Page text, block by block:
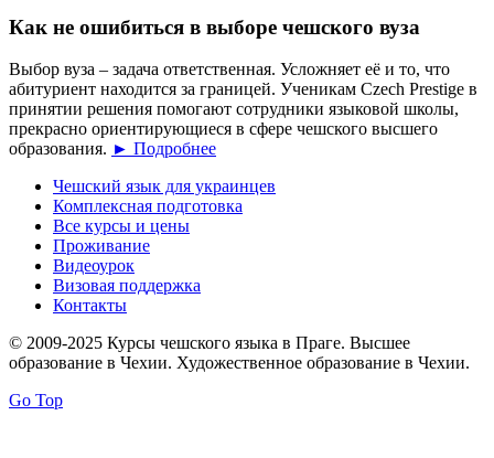
Как не ошибиться в выборе чешского вуза
Выбор вуза – задача ответственная. Усложняет её и то, что
абитуриент находится за границей. Ученикам Czech Prestige в
принятии решения помогают сотрудники языковой школы,
прекрасно ориентирующиеся в сфере чешского высшего
образования. ► Подробнее
Чешский язык для украинцев
Комплексная подготовка
Все курсы и цены
Проживание
Видеоурок
Визовая поддержка
Контакты
© 2009-2025 Курсы чешского языка в Праге. Высшее
образование в Чехии. Художественное образование в Чехии.
Go Top